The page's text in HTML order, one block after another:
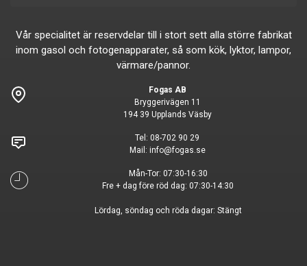
Vår specialitet är reservdelar till i stort sett alla större fabrikat
inom gasol och fotogenapparater, så som kök, lyktor, lampor,
värmare/pannor.
Fogas AB
Bryggerivägen 11
194 39 Upplands Väsby
Tel: 08-702 90 29
Mail: info@fogas.se
Mån-Tor: 07:30-16:30
Fre + dag före röd dag: 07:30-14:30
Lördag, söndag och röda dagar: Stängt